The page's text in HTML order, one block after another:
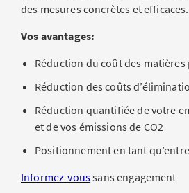
des mesures concrètes et efficaces.
Vos avantages:
Réduction du coût des matières
Réduction des coûts
Réduction quantifiée de votre
et de vos émissions de CO2
Positionnement en tant
Informez-voussans engagement